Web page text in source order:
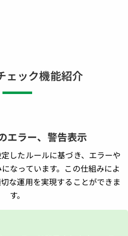
ェック機能紹介
エラー、警告表示
したルールに基づき、エラーや
なっています。この仕組みによ
な運用を実現することができま
す。